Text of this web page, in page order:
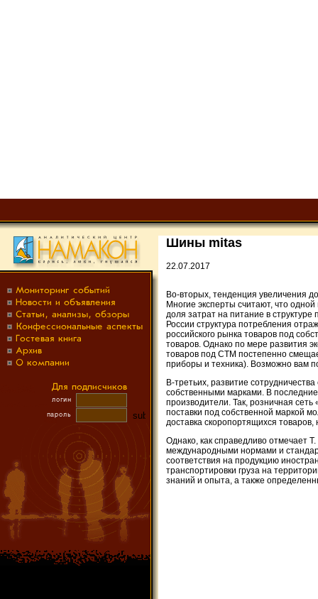
Шины mitas
22.07.2017
Во-вторых, тенденция увеличения
Многие эксперты считают, что
доля затрат на питание в
России структура потребления
российского рынка товаров под
товаров. Однако по мере развития
товаров под СТМ постепенно
приборы и техника). Возможно вам
В-третьих, развитие
собственными марками. В
производители. Так, розничная
поставки под собственной маркой
доставка скоропортящихся
Однако, как справедливо отмечает
международными нормами и
соответствия на продукцию
транспортировки груза на
знаний и опыта, а также